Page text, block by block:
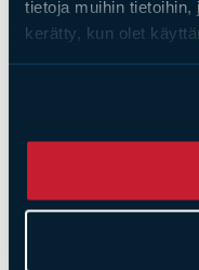
tietoja muihin tietoihin,
kerätty, kun olet
Muurausholkki